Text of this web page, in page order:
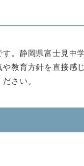
。静岡県富士見中
教育方針を直接感
さい。